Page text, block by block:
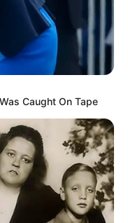
Caught On Tape